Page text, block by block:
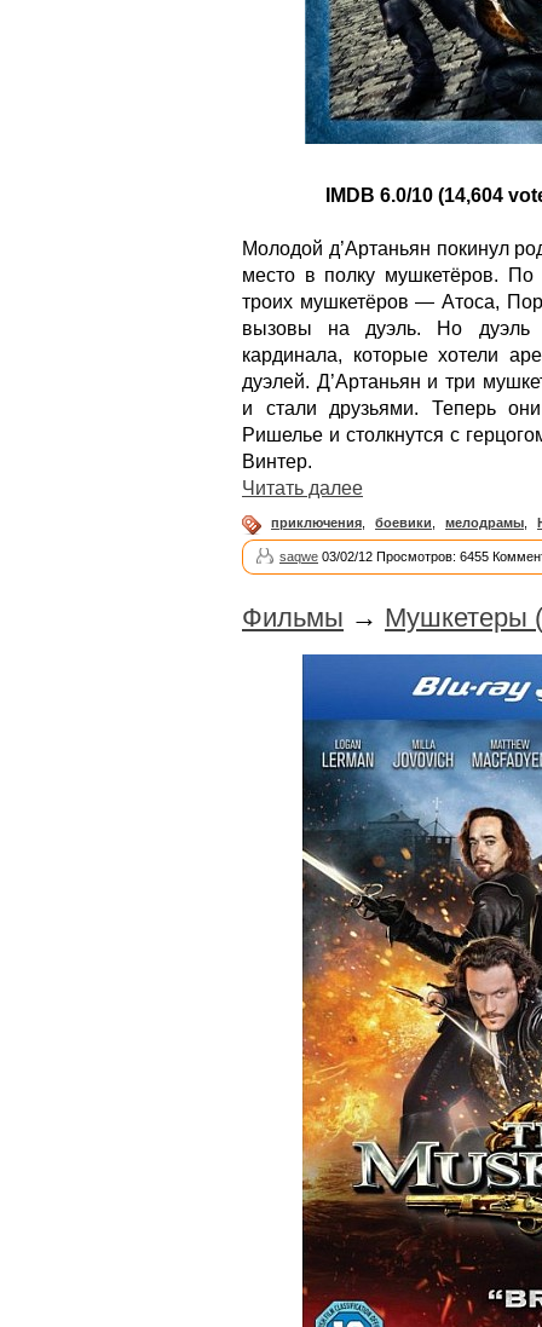
IMDB 6.0/10 (14,604
Молодой д’Артаньян покинул
место в полку мушкетёров. По
троих мушкетёров — Атоса,
вызовы на дуэль. Но дуэль
кардинала, которые хотели
дуэлей. Д’Артаньян и три
и стали друзьями. Теперь
Ришелье и столкнутся с
Винтер.
Читать далее
приключения, боевики, мелодрамы,
saqwe 03/02/12 Просмотров: 6455
Фильмы → Мушкетеры